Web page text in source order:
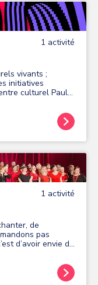
: - Seeds club,
20h) à la Place du
soutien, 25€
dans une
un plaisir, un
1 activité
vivants ;
initiatives
culturel Paul-
1 activité
de
d’avoir envie de
intéressé(e),
la possibilité